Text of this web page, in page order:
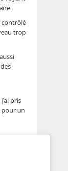
contrôlé
trop
aussi
pris
pour un